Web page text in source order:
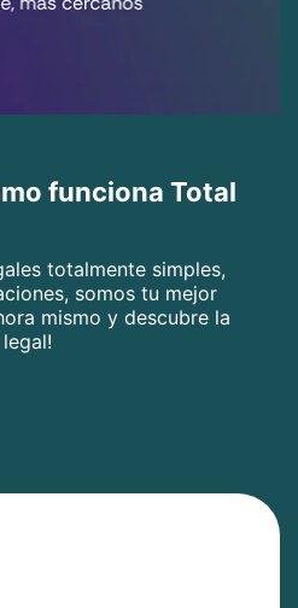
funciona Total
totalmente simples,
somos tu mejor
mismo y descubre la